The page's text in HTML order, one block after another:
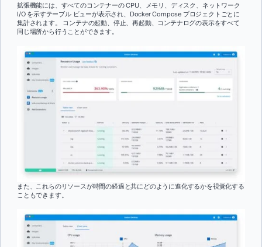
拡張機能には、すべてのコンテナーの CPU、メモリ、ディスク、ネットワーク
I/O を示すテーブル ビューが表示され、Docker Compose プロジェクトごとに
集計されます。 コンテナの起動、停止、再起動、コンテナログの表示をすべて
同じ場所から行うことができます。
また、これらのリソースが時間の経過と共にどのように進化するかを視覚化する
こともできます。